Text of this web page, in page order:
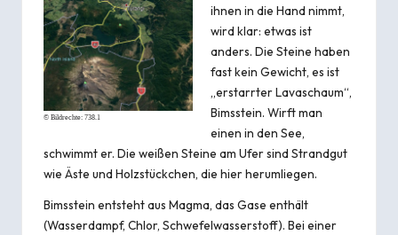
© Bildrechte: 738.1
ihnen in die Hand nimmt,
wird klar: etwas ist
anders. Die Steine haben
fast kein Gewicht, es ist
„erstarrter Lavaschaum“,
Bimsstein. Wirft man
einen in den See,
schwimmt er. Die weißen Steine am Ufer sind Strandgut
wie Äste und Holzstückchen, die hier herumliegen.
Bimsstein entsteht aus Magma, das Gase enthält
(Wasserdampf, Chlor, Schwefelwasserstoff). Bei einer